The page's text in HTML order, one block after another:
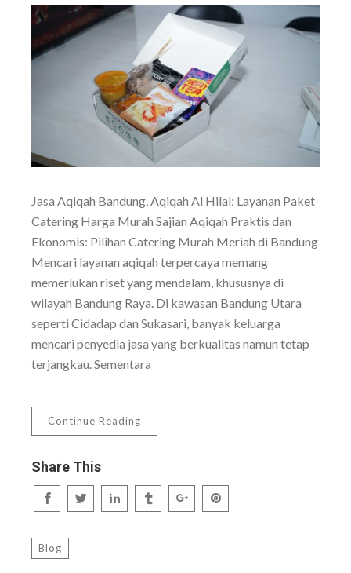
Jasa Aqiqah Bandung, Aqiqah Al Hilal: Layanan Paket
Catering Harga Murah Sajian Aqiqah Praktis dan
Ekonomis: Pilihan Catering Murah Meriah di Bandung
Mencari layanan aqiqah terpercaya memang
memerlukan riset yang mendalam, khususnya di
wilayah Bandung Raya. Di kawasan Bandung Utara
seperti Cidadap dan Sukasari, banyak keluarga
mencari penyedia jasa yang berkualitas namun tetap
terjangkau. Sementara
Continue Reading
Share This
Blog